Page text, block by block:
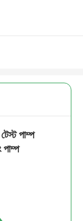
পাম্প
পাম্প